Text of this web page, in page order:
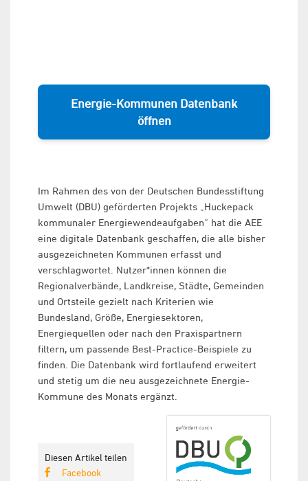
Energie-Kommunen Datenbank
öffnen
Im Rahmen des von der Deutschen Bundesstiftung
Umwelt (DBU) geförderten Projekts „Huckepack
kommunaler Energiewendeaufgaben“ hat die AEE
eine digitale Datenbank geschaffen, die alle bisher
ausgezeichneten Kommunen erfasst und
verschlagwortet. Nutzer*innen können die
Regionalverbände, Landkreise, Städte, Gemeinden
und Ortsteile gezielt nach Kriterien wie
Bundesland, Größe, Energiesektoren,
Energiequellen oder nach den Praxispartnern
filtern, um passende Best-Practice-Beispiele zu
finden. Die Datenbank wird fortlaufend erweitert
und stetig um die neu ausgezeichnete Energie-
Kommune des Monats ergänzt.
Diesen Artikel teilen
Facebook